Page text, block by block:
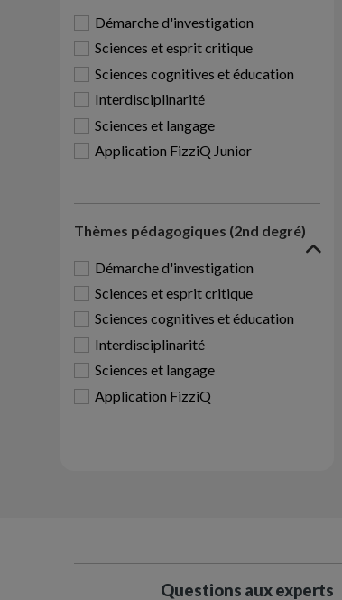
Démarche d'investigation
Sciences et esprit critique
Sciences cognitives et éducation
Interdisciplinarité
Sciences et langage
Application FizziQ Junior
Thèmes pédagogiques (2nd degré)
Démarche d'investigation
Sciences et esprit critique
Sciences cognitives et éducation
Interdisciplinarité
Sciences et langage
Application FizziQ
Questions aux experts